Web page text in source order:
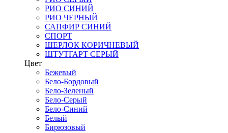
РИО СИНИЙ
РИО ЧЕРНЫЙ
САПФИР СИНИЙ
СПОРТ
ШЕРЛОК КОРИЧНЕВЫЙ
ШТУТГАРТ СЕРЫЙ
Цвет
Бежевый
Бело-Бордовый
Бело-Зеленый
Бело-Серый
Бело-Синий
Белый
Бирюзовый